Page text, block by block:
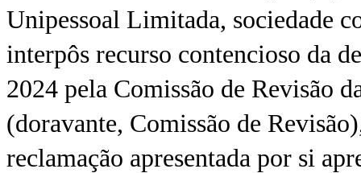
Unipessoal Limitada, sociedade
interpôs recurso contencioso da
2024 pela Comissão de Revisão
(doravante, Comissão de
reclamação apresentada por si